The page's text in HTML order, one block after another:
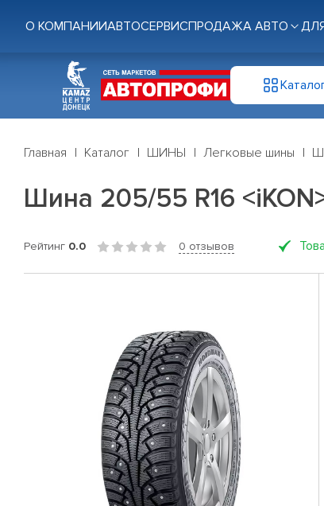
О КОМПАНИИАВТОСЕРВИСПРОДАЖА АВТО
Главная Каталог ШИНЫ Легковые шины
Шина 205/55 R16
Рейтинг 0.0 0 отзывов